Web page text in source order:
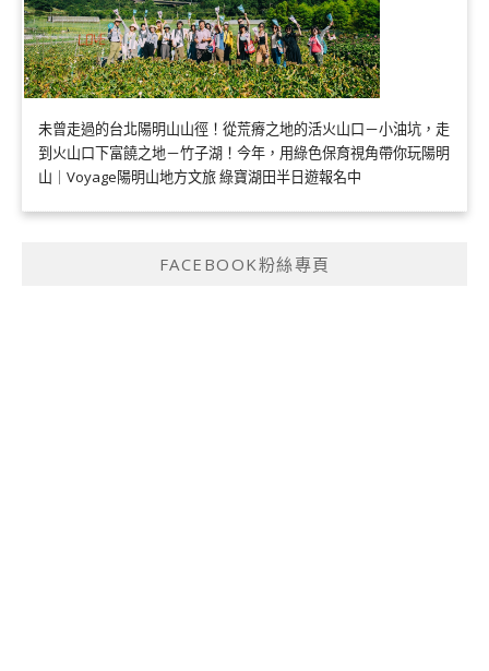
未曾走過的台北陽明山山徑！從荒瘠之地的活火山口－小油坑，走
到火山口下富饒之地－竹子湖！今年，用綠色保育視角帶你玩陽明
山｜Voyage陽明山地方文旅 綠寶湖田半日遊報名中
FACEBOOK粉絲專頁